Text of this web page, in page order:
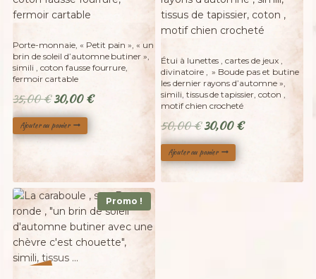
Porte-monnaie, « Petit pain », « un
brin de soleil d’automne butiner »,
simili , coton fausse fourrure,
fermoir cartable
35,00€ Le
prix
initial
30,00€Le
Ajouter au panier
Étui à lunettes , cartes de jeux ,
divinatoire , » Boude pas et butine
les dernier rayons d’automne »,
simili, tissus de tapissier, coton ,
motif chien crocheté
50,00€ Le
prix
initial
30,00€Le
Ajouter au panier
Promo !